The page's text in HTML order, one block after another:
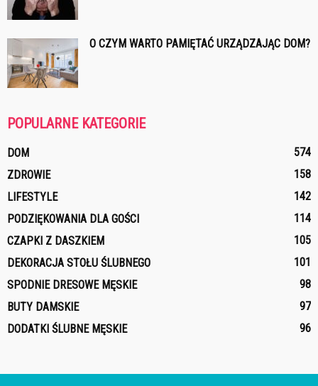
O CZYM WARTO PAMIĘTAĆ URZĄDZAJĄC DOM?
POPULARNE KATEGORIE
DOM
574
ZDROWIE
158
LIFESTYLE
142
PODZIĘKOWANIA DLA GOŚCI
114
CZAPKI Z DASZKIEM
105
DEKORACJA STOŁU ŚLUBNEGO
101
SPODNIE DRESOWE MĘSKIE
98
BUTY DAMSKIE
97
DODATKI ŚLUBNE MĘSKIE
96